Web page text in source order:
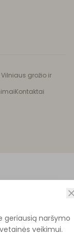
grožio ir
Kontaktai
geriausią naršymo
veikimui.